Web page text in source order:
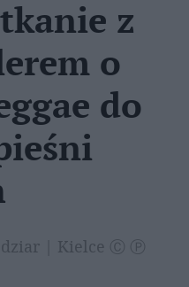
z
o
do
dziar | Kielce Ⓒ Ⓟ